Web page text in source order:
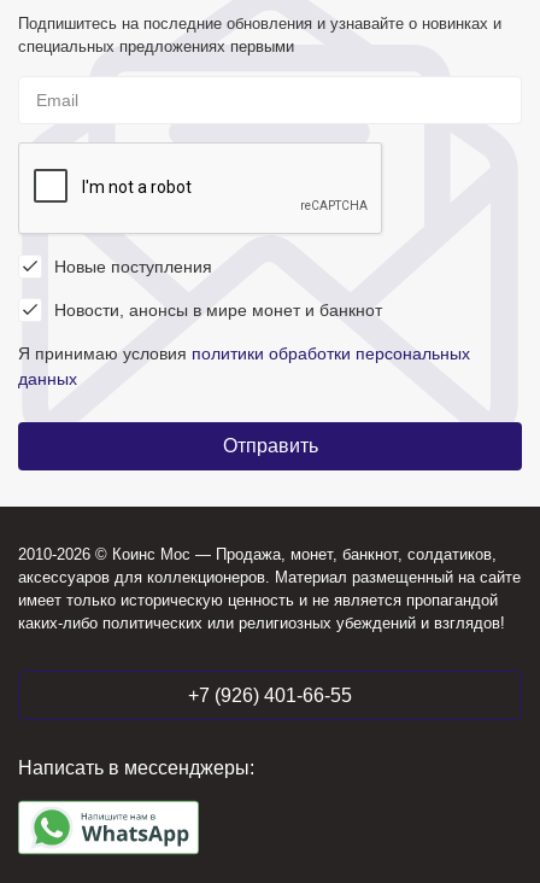
Подпишитесь на последние обновления и узнавайте о новинках и
специальных предложениях первыми
Новые поступления
Новости, анонсы в мире монет и банкнот
Я принимаю условия политики обработки персональных
данных
2010-2026 © Коинс Мос — Продажа, монет, банкнот, солдатиков,
аксессуаров для коллекционеров. Материал размещенный на сайте
имеет только историческую ценность и не является пропагандой
каких-либо политических или религиозных убеждений и взглядов!
+7 (926) 401-66-55
Написать в мессенджеры: